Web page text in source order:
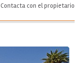
Contacta con el propietario